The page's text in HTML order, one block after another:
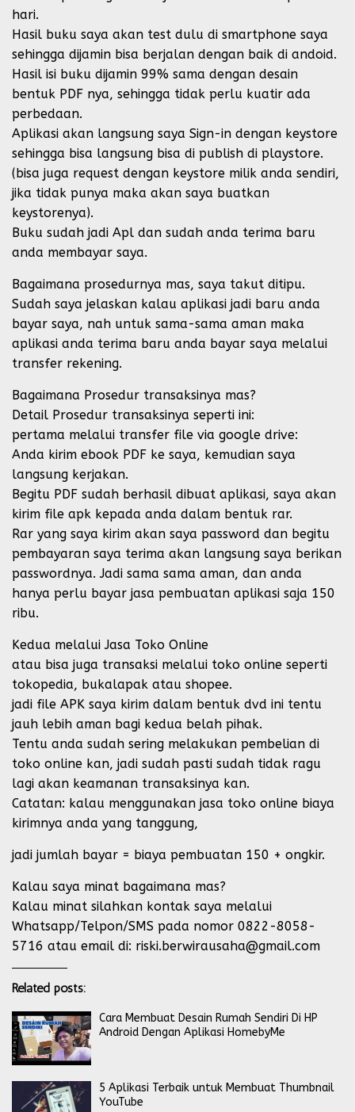
hari.
Hasil buku saya akan test dulu di smartphone saya
sehingga dijamin bisa berjalan dengan baik di andoid.
Hasil isi buku dijamin 99% sama dengan desain
bentuk PDF nya, sehingga tidak perlu kuatir ada
perbedaan.
Aplikasi akan langsung saya Sign-in dengan keystore
sehingga bisa langsung bisa di publish di playstore.
(bisa juga request dengan keystore milik anda sendiri,
jika tidak punya maka akan saya buatkan
keystorenya).
Buku sudah jadi Apl dan sudah anda terima baru
anda membayar saya.
Bagaimana prosedurnya mas, saya takut ditipu.
Sudah saya jelaskan kalau aplikasi jadi baru anda
bayar saya, nah untuk sama-sama aman maka
aplikasi anda terima baru anda bayar saya melalui
transfer rekening.
Bagaimana Prosedur transaksinya mas?
Detail Prosedur transaksinya seperti ini:
pertama melalui transfer file via google drive:
Anda kirim ebook PDF ke saya, kemudian saya
langsung kerjakan.
Begitu PDF sudah berhasil dibuat aplikasi, saya akan
kirim file apk kepada anda dalam bentuk rar.
Rar yang saya kirim akan saya password dan begitu
pembayaran saya terima akan langsung saya berikan
passwordnya. Jadi sama sama aman, dan anda
hanya perlu bayar jasa pembuatan aplikasi saja 150
ribu.
Kedua melalui Jasa Toko Online
atau bisa juga transaksi melalui toko online seperti
tokopedia, bukalapak atau shopee.
jadi file APK saya kirim dalam bentuk dvd ini tentu
jauh lebih aman bagi kedua belah pihak.
Tentu anda sudah sering melakukan pembelian di
toko online kan, jadi sudah pasti sudah tidak ragu
lagi akan keamanan transaksinya kan.
Catatan: kalau menggunakan jasa toko online biaya
kirimnya anda yang tanggung,
jadi jumlah bayar = biaya pembuatan 150 + ongkir.
Kalau saya minat bagaimana mas?
Kalau minat silahkan kontak saya melalui
Whatsapp/Telpon/SMS pada nomor 0822-8058-
5716 atau email di: riski.berwirausaha@gmail.com
Related posts:
Cara Membuat Desain Rumah Sendiri Di HP
Android Dengan Aplikasi HomebyMe
5 Aplikasi Terbaik untuk Membuat Thumbnail
YouTube